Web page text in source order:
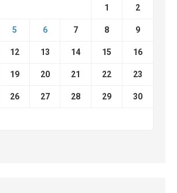
1 2
5 6 7 8 9
12 13 14 15 16
19 20 21 22 23
26 27 28 29 30